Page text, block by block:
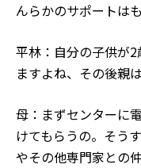
んらかのサポートは
平林：自分の子供が
ますよね、その後親
母：まずセンターに
けてもらうの。そう
やその他専門家との